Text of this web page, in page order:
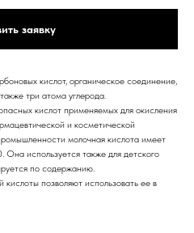
заявку
кислот, органическое соединение,
три атома углерода.
кислот применяемых для окисления
и косметической
молочная кислота имеет
. Она используется также для детского
по содержанию.
позволяют использовать ее в